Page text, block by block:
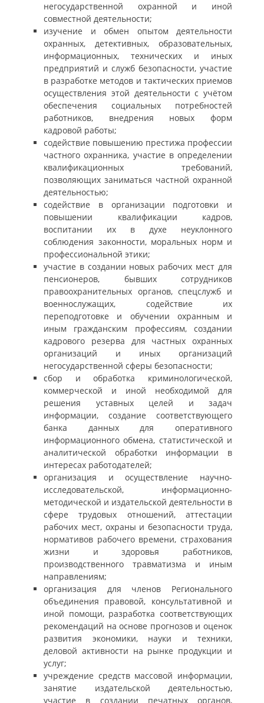
негосударственной охранной и иной
совместной деятельности;
изучение и обмен опытом деятельности
охранных, детективных, образовательных,
информационных, технических и иных
предприятий и служб безопасности, участие
в разработке методов и тактических приемов
осуществления этой деятельности с учётом
обеспечения социальных потребностей
работников, внедрения новых форм
кадровой работы;
содействие повышению престижа профессии
частного охранника, участие в определении
квалификационных требований,
позволяющих заниматься частной охранной
деятельностью;
содействие в организации подготовки и
повышении квалификации кадров,
воспитании их в духе неуклонного
соблюдения законности, моральных норм и
профессиональной этики;
участие в создании новых рабочих мест для
пенсионеров, бывших сотрудников
правоохранительных органов, спецслужб и
военнослужащих, содействие их
переподготовке и обучении охранным и
иным гражданским профессиям, создании
кадрового резерва для частных охранных
организаций и иных организаций
негосударственной сферы безопасности;
сбор и обработка криминологической,
коммерческой и иной необходимой для
решения уставных целей и задач
информации, создание соответствующего
банка данных для оперативного
информационного обмена, статистической и
аналитической обработки информации в
интересах работодателей;
организация и осуществление научно-
исследовательской, информационно-
методической и издательской деятельности в
сфере трудовых отношений, аттестации
рабочих мест, охраны и безопасности труда,
нормативов рабочего времени, страхования
жизни и здоровья работников,
производственного травматизма и иным
направлениям;
организация для членов Регионального
объединения правовой, консультативной и
иной помощи, разработка соответствующих
рекомендаций на основе прогнозов и оценок
развития экономики, науки и техники,
деловой активности на рынке продукции и
услуг;
учреждение средств массовой информации,
занятие издательской деятельностью,
участие в создании печатных органов,